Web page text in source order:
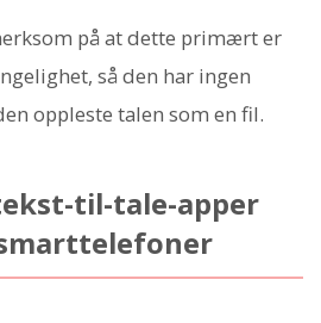
på at dette primært er
så den har ingen
oppleste talen som en fil.
til-tale-apper